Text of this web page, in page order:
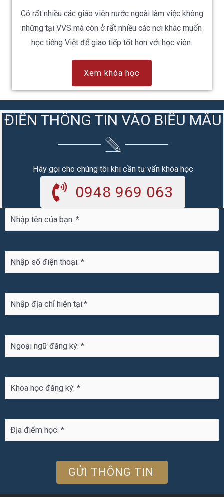
Có rất nhiều các giáo viên nước ngoài làm việc không
những tại VVS mà còn ở rất nhiều các nơi khác muốn
học tiếng Việt để giao tiếp tốt hơn với học viên.
Xem khóa học
ĐIỀN THÔNG TIN VÀO BIỂU MẪU
Hãy gọi cho chúng tôi khi cần tư vấn khóa học
0948 969 063